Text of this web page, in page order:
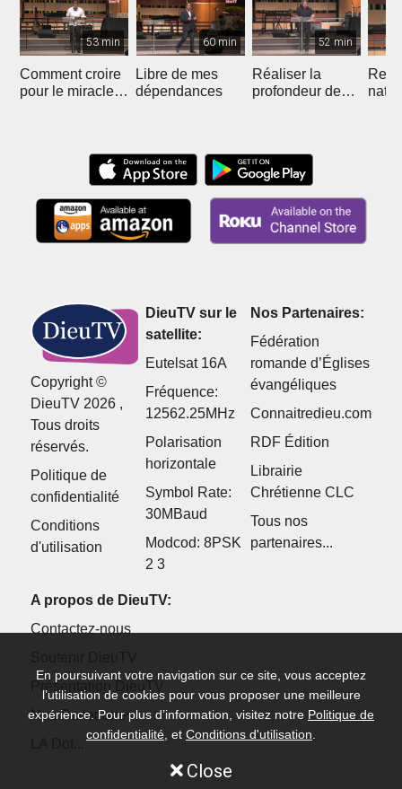
53 min
Comment croire
pour le miracle
60 min
Libre de mes
dépendances
52 min
Réaliser la
profondeur de
Copyright ©
DieuTV 2026 ,
Tous droits
réservés.
Politique de
confidentialité
Conditions
d'utilisation
DieuTV sur le
satellite:
Eutelsat 16A
Fréquence:
12562.25MHz
Polarisation
horizontale
Symbol Rate:
30MBaud
Modcod: 8PSK
2 3
Nos Partenaires:
Fédération
romande d’Églises
évangéliques
Connaitredieu.com
RDF Édition
Librairie
Chrétienne CLC
Tous nos
partenaires...
A propos de DieuTV:
Contactez-nous
Présentation DieuTV
Nos Partenaires
En poursuivant votre navigation sur ce site, vous acceptez
l’utilisation de cookies pour vous proposer une meilleure
expérience. Pour plus d’information, visitez notre Politique de
confidentialité , et Conditions d'utilisation